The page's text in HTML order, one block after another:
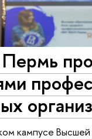
кампусе